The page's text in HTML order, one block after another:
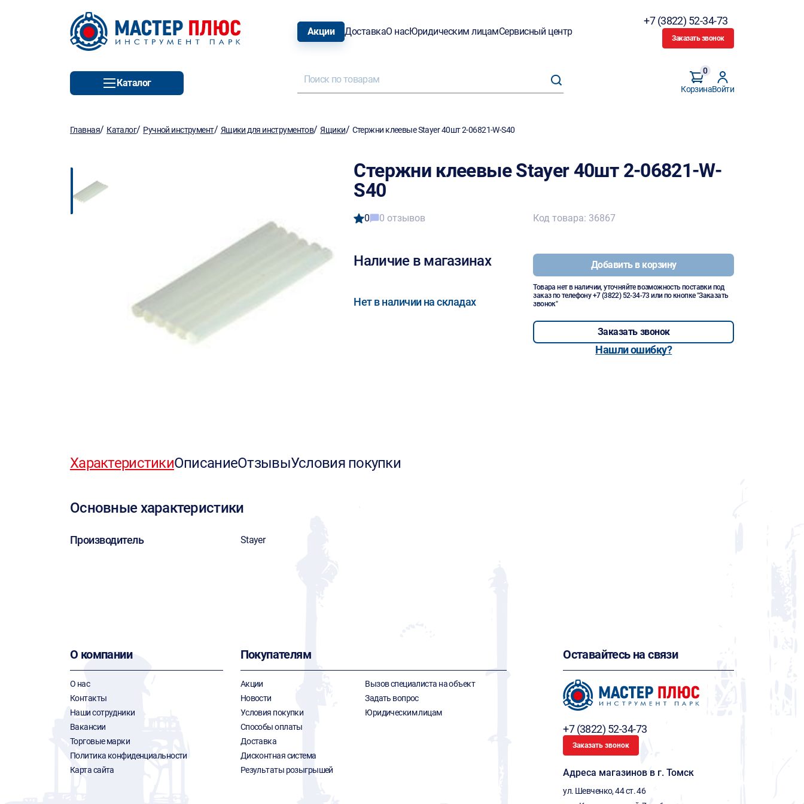
Акции ДоставкаО насЮридическим лицамСервисный центр
+7 (3822) 52-34-73
Заказать звонок
Каталог
Корзина
0
Войти
Главная/ Каталог/ Ручной инструмент/ Ящики для инструментов/Ящики/ Стержни клеевые Stayer 40шт 2-06821-W-S40
Стержни клеевые Stayer 40шт 2-06821-W-
S40
0 0 отзывов
Наличие в магазинах
Нет в наличии на складах
Код товара: 36867
Добавить в корзину
Товара нет в наличии, уточняйте возможность поставки под
заказ по телефону+7 (3822) 52-34-73 или по кнопке "Заказать
звонок"
Заказать звонок
Нашли ошибку?
ХарактеристикиОписаниеОтзывыУсловия покупки
Основные характеристики
Производитель Stayer
О компании
О нас
Контакты
Наши сотрудники
Вакансии
Торговые марки
Политика конфиденциальности
Карта сайта
Покупателям
Акции
Новости
Условия покупки
Способы оплаты
Доставка
Дисконтная система
Результаты розыгрышей
Вызов специалиста на объект
Задать вопрос
Юридическим лицам
Оставайтесь на связи
+7 (3822) 52-34-73
Заказать звонок
Адреса магазинов в г. Томск
ул. Шевченко, 44 ст. 46